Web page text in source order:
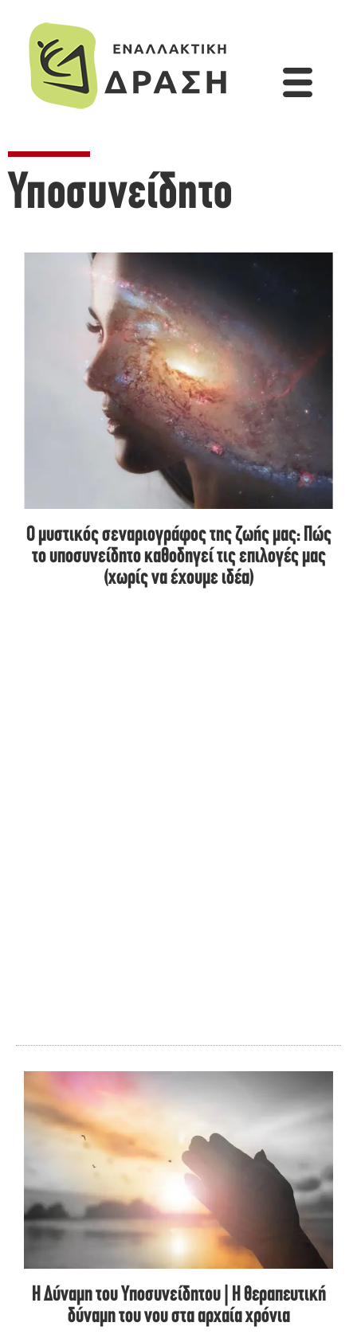
Υποσυνείδητο
Ο μυστικός σεναριογράφος της ζωής μας: Πώς
το υποσυνείδητο καθοδηγεί τις επιλογές μας
(χωρίς να έχουμε ιδέα)
Η Δύναμη του Υποσυνείδητου | Η θεραπευτική
δύναμη του νου στα αρχαία χρόνια